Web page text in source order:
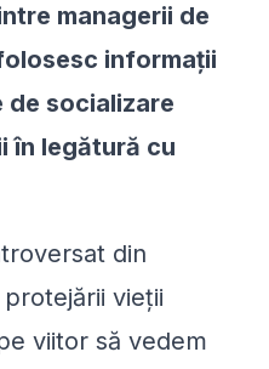
managerii de
informații
de socializare
în legătură cu
din
vieții
viitor să vedem